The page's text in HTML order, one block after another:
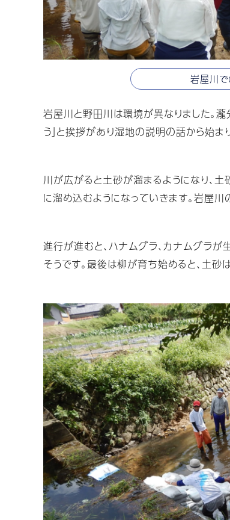
岩屋川
岩屋川と野田川は環境が異なりました。瀧
う」と挨拶があり湿地の説明の話から始ま
川が広がると土砂が溜まるようになり、
に溜め込むようになっていきます。岩屋川
進行が進むと、ハナムグラ、カナムグラが
そうです。最後は柳が育ち始めると、土砂